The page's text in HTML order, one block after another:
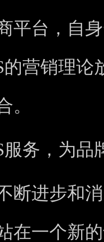
平台，自
的营销理
。
服务，为品
断进步和
在一个新